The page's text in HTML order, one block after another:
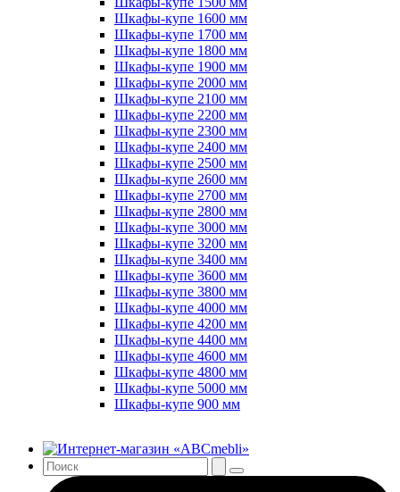
Шкафы-купе 1600 мм
Шкафы-купе 1700 мм
Шкафы-купе 1800 мм
Шкафы-купе 1900 мм
Шкафы-купе 2000 мм
Шкафы-купе 2100 мм
Шкафы-купе 2200 мм
Шкафы-купе 2300 мм
Шкафы-купе 2400 мм
Шкафы-купе 2500 мм
Шкафы-купе 2600 мм
Шкафы-купе 2700 мм
Шкафы-купе 2800 мм
Шкафы-купе 3000 мм
Шкафы-купе 3200 мм
Шкафы-купе 3400 мм
Шкафы-купе 3600 мм
Шкафы-купе 3800 мм
Шкафы-купе 4000 мм
Шкафы-купе 4200 мм
Шкафы-купе 4400 мм
Шкафы-купе 4600 мм
Шкафы-купе 4800 мм
Шкафы-купе 5000 мм
Шкафы-купе 900 мм